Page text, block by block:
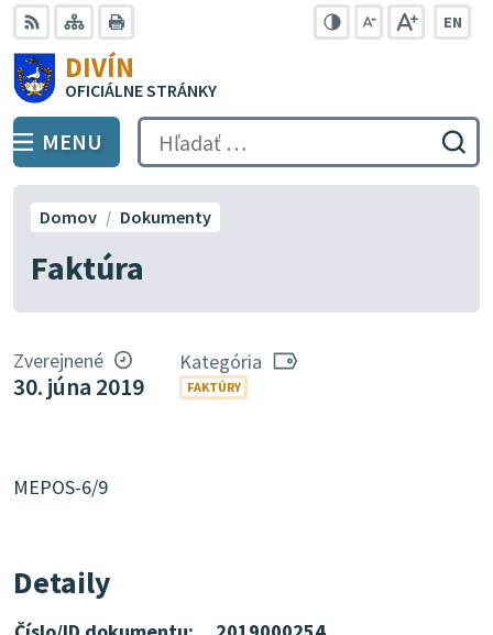
Preskočiť
na
obsah
RSS Mapa
EN
DIVÍN
OFICIÁLNE STRÁNKY
PREPNÚŤ
MENU Hľadať:
Faktúra
Domov Dokumenty
Zverejnené
30. júna 2019
Kategória
FAKTÚRY
MEPOS-6/9
Detaily